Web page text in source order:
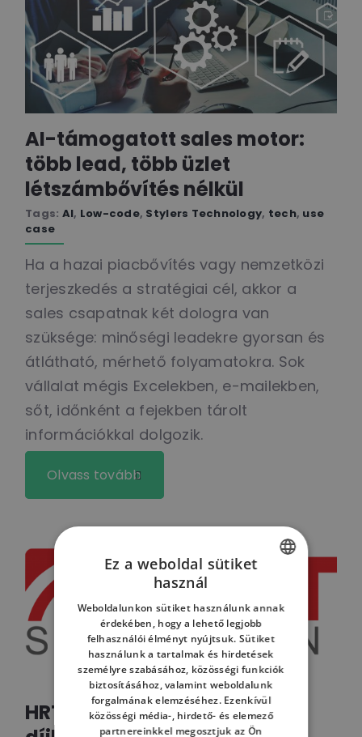
AI-támogatott sales motor:
több lead, több üzlet
létszámbővítés nélkül
Tags: AI, Low-code, Stylers Technology, tech, use
case
Ha a hazai piacbővítés vagy nemzetközi
terjeszkedés a stratégiai cél, akkor a
sales csapatnak két dologra van
szüksége: minőségi leadekre gyorsan és
átlátható, mérhető folyamatokra. Sok
vállalat mégis Excelekben, e-mailekben,
sőt, időnként a fejekben tárolt
információkkal dolgozik.
Olvass tovább
HRT: Intelligens logisztikai
HUNGARIAN
Ez a weboldal sütiket
használ
Weboldalunkon sütiket használunk annak
érdekében, hogy a lehető legjobb
felhasználói élményt nyújtsuk. Sütiket
használunk a tartalmak és hirdetések
személyre szabásához, közösségi funkciók
biztosításához, valamint weboldalunk
forgalmának elemzéséhez. Ezenkívül
közösségi média-, hirdető- és elemező
partnereinkkel megosztjuk az Ön